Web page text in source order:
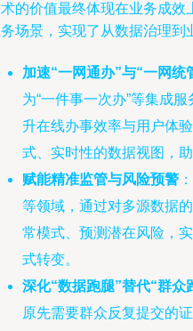
的价值最终体现在业务成效
场景，实现了从数据治理到
加速“一网通办”与“一网统
为“一件事一次办”等集成
升在线办事效率与用户体
式、实时性的数据视图，
赋能精准监管与风险预警
等领域，通过对多源数据
常模式、预测潜在风险，
式转变。
深化“数据跑腿”替代“群众
原先需要群众反复提交的